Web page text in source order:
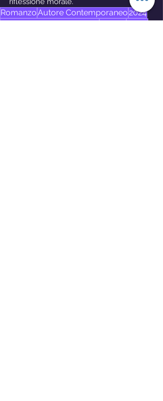
RomanzoAutore Contemporaneo 2024
Narrativa ContemporaneaThrillerGiallo